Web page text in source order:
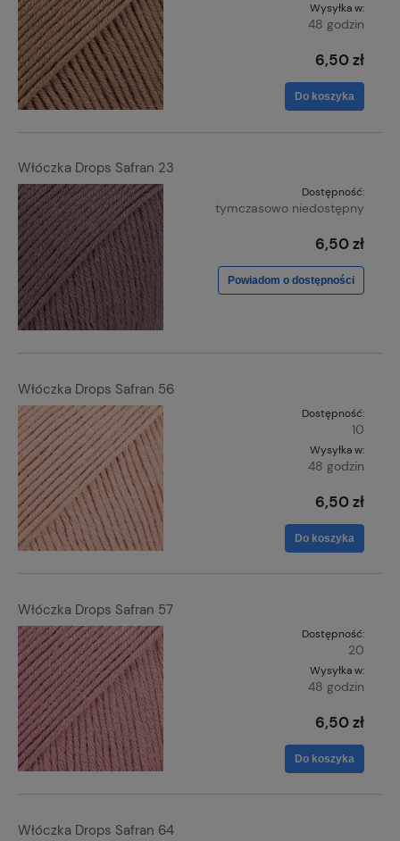
Wysyłka w:
48 godzin
6,50 zł
Do koszyka
Włóczka Drops Safran 23
Dostępność:
tymczasowo niedostępny
6,50 zł
Powiadom o dostępności
Włóczka Drops Safran 56
Dostępność:
10
Wysyłka w:
48 godzin
6,50 zł
Do koszyka
Włóczka Drops Safran 57
Dostępność:
20
Wysyłka w:
48 godzin
6,50 zł
Do koszyka
Włóczka Drops Safran 64